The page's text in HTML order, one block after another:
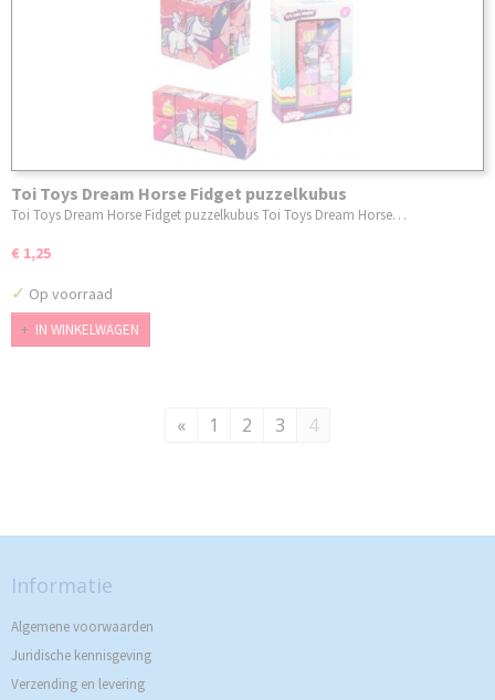
Toi Toys Dream Horse Fidget puzzelkubus
Toi Toys Dream Horse Fidget puzzelkubus Toi Toys Dream Horse…
€ 1,25
✓ Op voorraad
IN WINKELWAGEN
« 1 2 3 4
Informatie
Algemene voorwaarden
Juridische kennisgeving
Verzending en levering